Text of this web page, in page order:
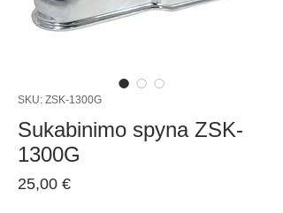
SKU: ZSK-1300G
Sukabinimo spyna ZSK-
1300G
25,00 €Price